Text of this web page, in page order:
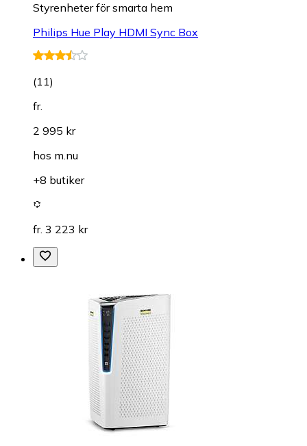
Styrenheter för smarta hem
Philips Hue Play HDMI Sync Box
(11)
fr.
2 995 kr
hos m.nu
+8 butiker
fr. 3 223 kr